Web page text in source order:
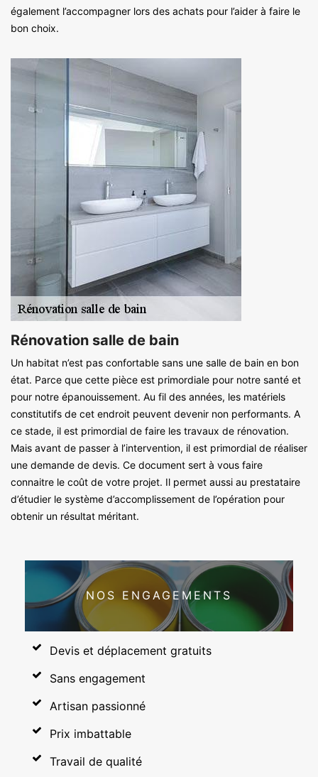
également l’accompagner lors des achats pour l’aider à faire le
bon choix.
Rénovation salle de bain
Un habitat n’est pas confortable sans une salle de bain en bon
état. Parce que cette pièce est primordiale pour notre santé et
pour notre épanouissement. Au fil des années, les matériels
constitutifs de cet endroit peuvent devenir non performants. A
ce stade, il est primordial de faire les travaux de rénovation.
Mais avant de passer à l’intervention, il est primordial de réaliser
une demande de devis. Ce document sert à vous faire
connaitre le coût de votre projet. Il permet aussi au prestataire
d’étudier le système d’accomplissement de l’opération pour
obtenir un résultat méritant.
NOS ENGAGEMENTS
Devis et déplacement gratuits
Sans engagement
Artisan passionné
Prix imbattable
Travail de qualité